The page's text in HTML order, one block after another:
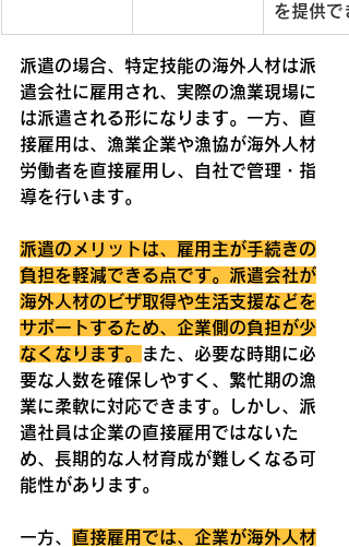
を提供で
派遣の場合、特定技能の海外人材は派
遣会社に雇用され、実際の漁業現場に
は派遣される形になります。一方、直
接雇用は、漁業企業や漁協が海外人材
労働者を直接雇用し、自社で管理・指
導を行います。
派遣のメリットは、雇用主が手続きの
負担を軽減できる点です。派遣会社が
海外人材のビザ取得や生活支援などを
サポートするため、企業側の負担が少
なくなります。
また、必要な時期に必
要な人数を確保しやすく、繁忙期の漁
業に柔軟に対応できます。しかし、派
遣社員は企業の直接雇用ではないた
め、長期的な人材育成が難しくなる可
能性があります。
一方、 直接雇用では、企業が海外人材